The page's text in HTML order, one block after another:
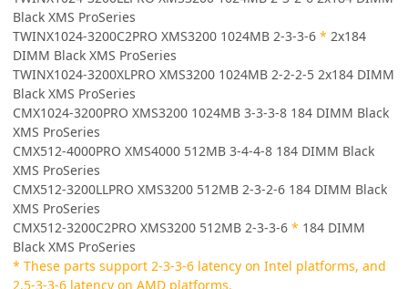
Black XMS ProSeries
TWINX1024-3200C2PRO XMS3200 1024MB 2-3-3-6 * 2x184
DIMM Black XMS ProSeries
TWINX1024-3200XLPRO XMS3200 1024MB 2-2-2-5 2x184 DIMM
Black XMS ProSeries
CMX1024-3200PRO XMS3200 1024MB 3-3-3-8 184 DIMM Black
XMS ProSeries
CMX512-4000PRO XMS4000 512MB 3-4-4-8 184 DIMM Black
XMS ProSeries
CMX512-3200LLPRO XMS3200 512MB 2-3-2-6 184 DIMM Black
XMS ProSeries
CMX512-3200C2PRO XMS3200 512MB 2-3-3-6 * 184 DIMM
Black XMS ProSeries
* These parts support 2-3-3-6 latency on Intel platforms, and
2.5-3-3-6 latency on AMD platforms.